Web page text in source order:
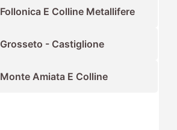
Follonica E Colline Metallifere
Grosseto - Castiglione
Monte Amiata E Colline